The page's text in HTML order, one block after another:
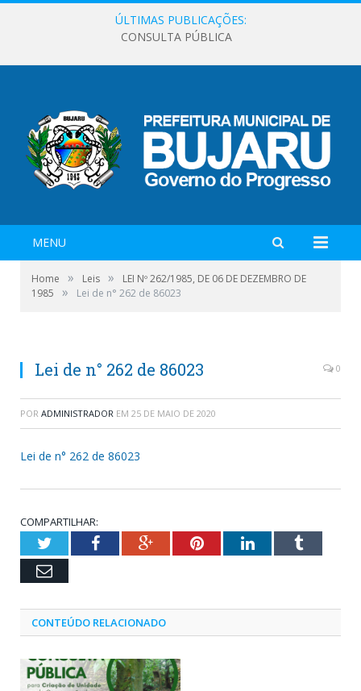
ÚLTIMAS PUBLICAÇÕES:
CONSULTA PÚBLICA
MENU
Home » Leis »
LEI Nº 262/1985, DE 06 DE DEZEMBRO DE
1985
» Lei de n° 262 de 86023
Lei de n° 262 de 86023 0
POR ADMINISTRADOR EM 25 DE MAIO DE 2020
Lei de n° 262 de 86023
COMPARTILHAR:
TwitterFacebookGoogle+PinterestLinkedInTumblr
Email
CONTEÚDO RELACIONADO